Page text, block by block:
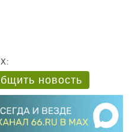
новость